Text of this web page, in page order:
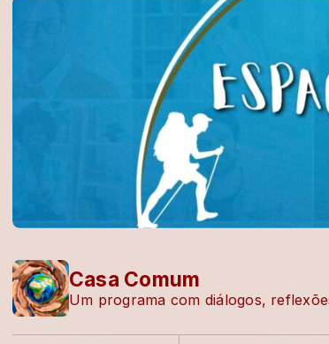
Casa Comum
Um programa com diálogos,